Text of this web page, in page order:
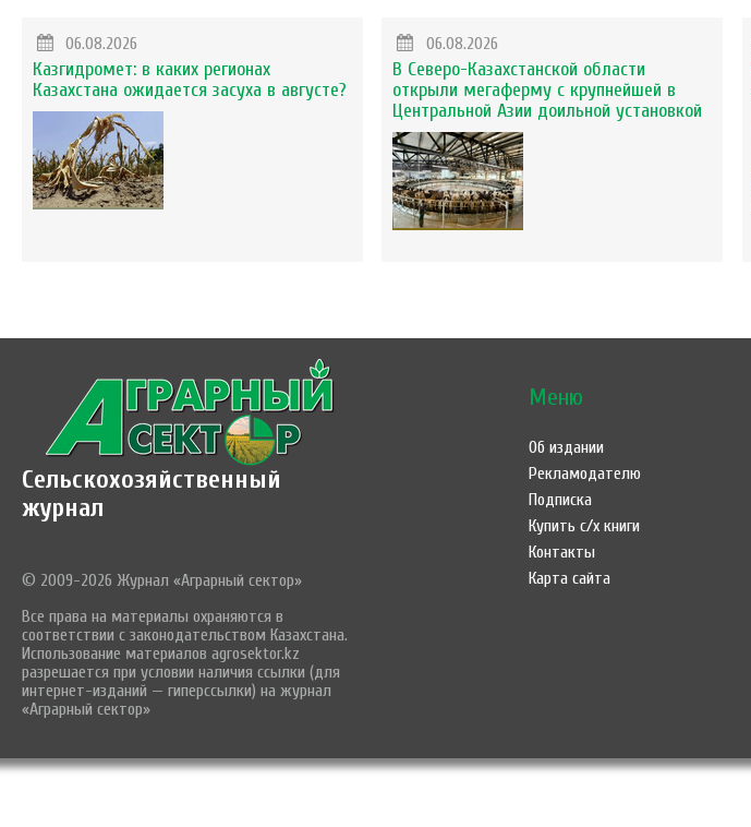
06.08.2026
Казгидромет: в каких регионах
Казахстана ожидается засуха в августе?
06.08.2026
В Северо-Казахстанской области
открыли мегаферму с крупнейшей в
Центральной Азии доильной установкой
Сельскохозяйственный
журнал
© 2009-2026 Журнал «Аграрный сектор»
Все права на материалы охраняются в
соответствии с законодательством Казахстана.
Использование материалов agrosektor.kz
разрешается при условии наличия ссылки (для
интернет-изданий — гиперссылки) на журнал
«Аграрный сектор»
Меню
Об издании
Рекламодателю
Подписка
Купить с/х книги
Контакты
Карта сайта